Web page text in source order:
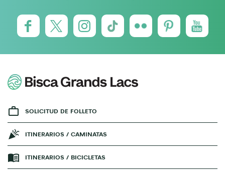
SOLICITUD DE FOLLETO
ITINERARIOS / CAMINATAS
ITINERARIOS / BICICLETAS